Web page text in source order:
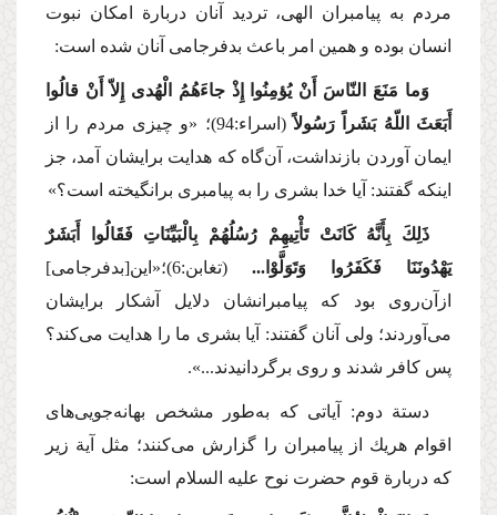
مردم به پیامبران الهی، تردید آنان دربارة امكان نبوت
انسان بوده و همین امر باعث بدفرجامی آنان شده است:
وَما مَنَعَ النّاسَ أَنْ یُؤمِنُوا إِذْ جاءَهُمُ الْهُدی إِلاّ أَنْ قالُوا
أَبَعَثَ اللّهُ بَشَراً رَسُولاً(اسراء:94)؛
«و چیزی مردم را از
ایمان آوردن بازنداشت، آن‌گاه كه هدایت برایشان آمد، جز
اینكه گفتند: آیا خدا بشری را به پیامبری برانگیخته است؟»
ذَلِكَ بِأَنَّهُ كَانَتْ تَأْتِیهِمْ رُسُلُهُمْ بِالْبَیِّنَاتِ فَقَالُوا أَبَشَرٌ
یَهْدُونَنَا فَكَفَرُوا وَتَوَلَّوْا... (تغابن:6)؛
«این[بدفرجامی]
ازآن‌روی بود كه پیامبرانشان دلایل آشكار برایشان
می‌آوردند؛ ولی آنان گفتند: آیا بشری ما را هدایت می‌كند؟
پس كافر شدند و روی برگردانیدند...».
دستة دوم: آیاتی كه به‌طور مشخص بهانه‌جویی‌های
اقوام هریك از پیامبران را گزارش می‌كنند؛ مثل آیة زیر
كه دربارة قوم حضرت نوح علیه السلام است: